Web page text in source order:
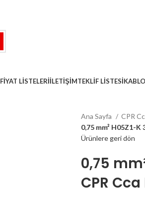
FIYAT LISTELERIİLETIŞIMTEKLIF LISTESI
Ana Sayfa CPR
0,75 mm² H05Z1-K
Ürünlere geri dön
0,75
CPR